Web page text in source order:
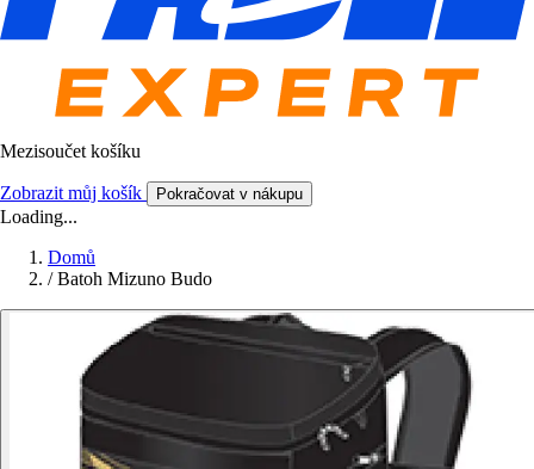
Mezisoučet košíku
Zobrazit můj košík Pokračovat v nákupu
Loading...
Domů
/ Batoh Mizuno Budo